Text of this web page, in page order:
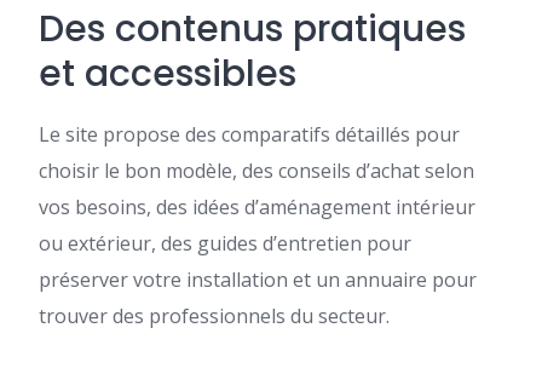
Des contenus pratiques
et accessibles
Le site propose des comparatifs détaillés pour
choisir le bon modèle, des conseils d’achat selon
vos besoins, des idées d’aménagement intérieur
ou extérieur, des guides d’entretien pour
préserver votre installation et un annuaire pour
trouver des professionnels du secteur.